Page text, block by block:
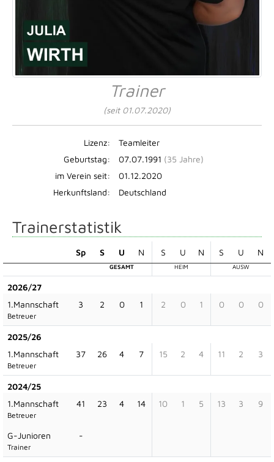
Trainer
(seit 01.07.2020)
Lizenz:
Teamleiter
Geburtstag:
07.07.1991 (35 Jahre)
im Verein seit:
01.12.2020
Herkunftsland:
Deutschland
Trainerstatistik
Sp S U N S U N S U N
GESAMT HEIM AUSW
2026/27
1.Mannschaft
Betreuer
3 2 0 1 2 0 1 0 0 0
2025/26
1.Mannschaft
Betreuer
37 26 4 7 15 2 4 11 2 3
2024/25
1.Mannschaft
Betreuer
41 23 4 14 10 1 5 13 3 9
G-Junioren
Trainer
-